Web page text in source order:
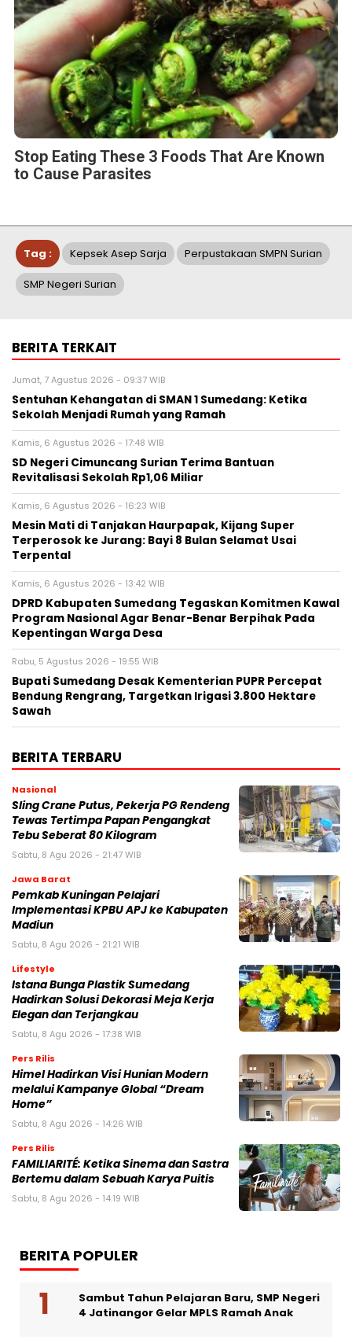
Stop Eating These 3 Foods That Are Known
to Cause Parasites
Tag : Kepsek Asep Sarja Perpustakaan SMPN Surian
SMP Negeri Surian
BERITA TERKAIT
Jumat, 7 Agustus 2026 - 09:37 WIB
Sentuhan Kehangatan di SMAN 1 Sumedang: Ketika
Sekolah Menjadi Rumah yang Ramah
Kamis, 6 Agustus 2026 - 17:48 WIB
SD Negeri Cimuncang Surian Terima Bantuan
Revitalisasi Sekolah Rp1,06 Miliar
Kamis, 6 Agustus 2026 - 16:23 WIB
Mesin Mati di Tanjakan Haurpapak, Kijang Super
Terperosok ke Jurang: Bayi 8 Bulan Selamat Usai
Terpental
Kamis, 6 Agustus 2026 - 13:42 WIB
DPRD Kabupaten Sumedang Tegaskan Komitmen Kawal
Program Nasional Agar Benar-Benar Berpihak Pada
Kepentingan Warga Desa
Rabu, 5 Agustus 2026 - 19:55 WIB
Bupati Sumedang Desak Kementerian PUPR Percepat
Bendung Rengrang, Targetkan Irigasi 3.800 Hektare
Sawah
BERITA TERBARU
Nasional
Sling Crane Putus, Pekerja PG Rendeng
Tewas Tertimpa Papan Pengangkat
Tebu Seberat 80 Kilogram
Sabtu, 8 Agu 2026 - 21:47 WIB
Jawa Barat
Pemkab Kuningan Pelajari
Implementasi KPBU APJ ke Kabupaten
Madiun
Sabtu, 8 Agu 2026 - 21:21 WIB
Lifestyle
Istana Bunga Plastik Sumedang
Hadirkan Solusi Dekorasi Meja Kerja
Elegan dan Terjangkau
Sabtu, 8 Agu 2026 - 17:38 WIB
Pers Rilis
Himel Hadirkan Visi Hunian Modern
melalui Kampanye Global “Dream
Home”
Sabtu, 8 Agu 2026 - 14:26 WIB
Pers Rilis
FAMILIARITÉ: Ketika Sinema dan Sastra
Bertemu dalam Sebuah Karya Puitis
Sabtu, 8 Agu 2026 - 14:19 WIB
BERITA POPULER
Sambut Tahun Pelajaran Baru, SMP Negeri
4 Jatinangor Gelar MPLS Ramah Anak